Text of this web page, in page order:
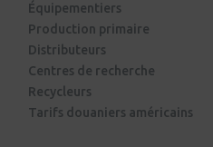
Équipementiers
Production primaire
Distributeurs
Centres de recherche
Recycleurs
Tarifs douaniers américains